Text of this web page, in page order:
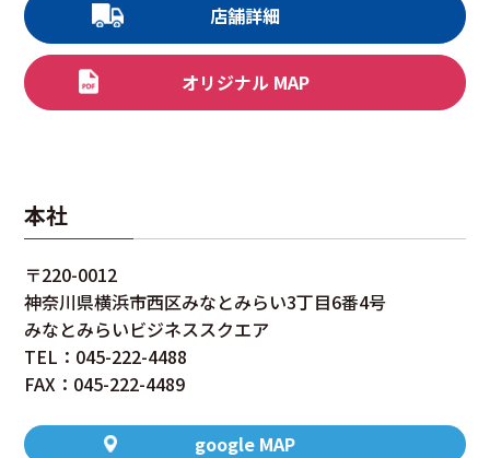
店舗詳細
オリジナル MAP
本社
〒220-0012
神奈川県横浜市西区みなとみらい3丁目6番4号
みなとみらいビジネススクエア
TEL：045-222-4488
FAX：045-222-4489
google MAP